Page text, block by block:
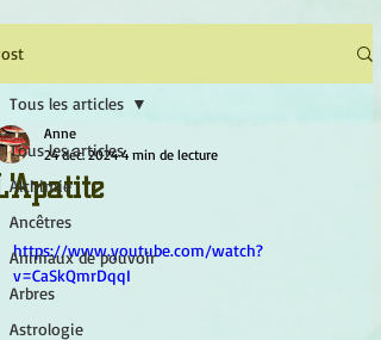
Tous les articles
Alchimie
Ancêtres
Animaux de pouvoir
Arbres
Astrologie
Tous les articles
Anne
24 déc. 2024 4 min de lecture
https://www.youtube.com/watch?
v=CaSkQmrDqqI